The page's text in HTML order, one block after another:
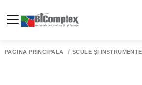
PAGINA PRINCIPALĂ SCULE ȘI INSTRUMENTE